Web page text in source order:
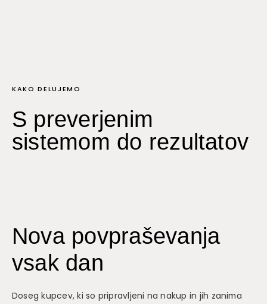
KAKO DELUJEMO
S preverjenim
sistemom do rezultatov
Nova povpraševanja
vsak dan
Doseg kupcev, ki so pripravljeni na nakup in jih zanima